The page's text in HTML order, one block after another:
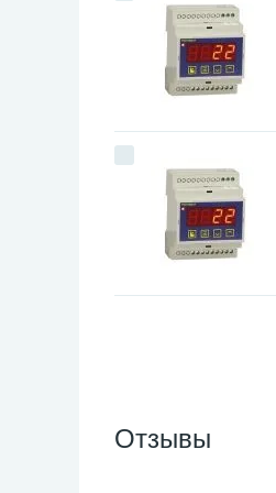
Отзывы